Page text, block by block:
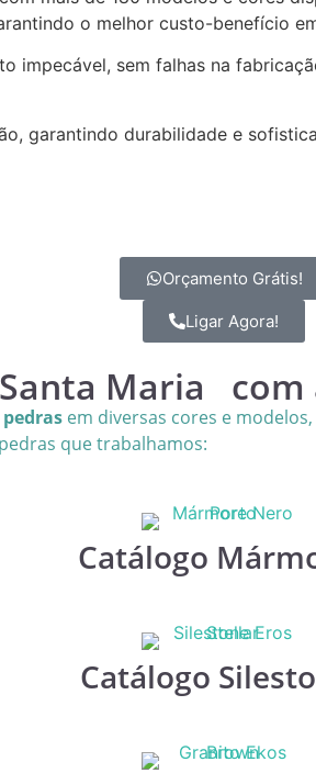
o melhor custo-benefício
impecável, sem falhas na
garantindo durabilidade e
Orçamento Grátis!
Ligar Agora!
Maria
pedras em diversas cores e
que trabalhamos:
Catálogo
Catálogo